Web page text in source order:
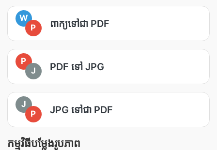
W
P
ពាក្យទៅជា PDF
P
J
PDF ទៅ JPG
J
P
JPG ទៅជា PDF
កម្មវិធីបម្លែងរូបភាព